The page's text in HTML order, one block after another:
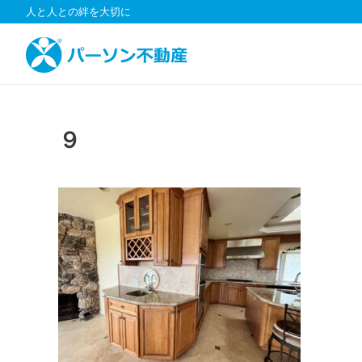
ン
人と人との絆を大切に
９